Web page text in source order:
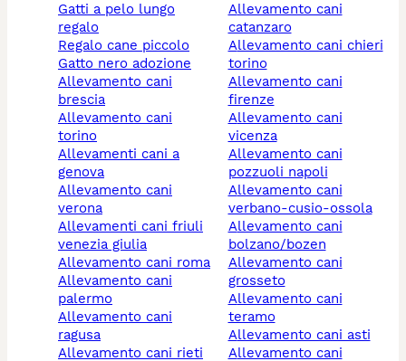
gatti a pelo lungo
regalo
regalo cane piccolo
gatto nero adozione
allevamento cani
brescia
allevamento cani
torino
allevamenti cani a
genova
allevamento cani
verona
allevamenti cani friuli
venezia giulia
allevamento cani roma
allevamento cani
palermo
allevamento cani
ragusa
allevamento cani rieti
allevamento cani
catanzaro
allevamento cani chieri
torino
allevamento cani
firenze
allevamento cani
vicenza
allevamento cani
pozzuoli napoli
allevamento cani
verbano-cusio-ossola
allevamento cani
bolzano/bozen
allevamento cani
grosseto
allevamento cani
teramo
allevamento cani asti
allevamento cani